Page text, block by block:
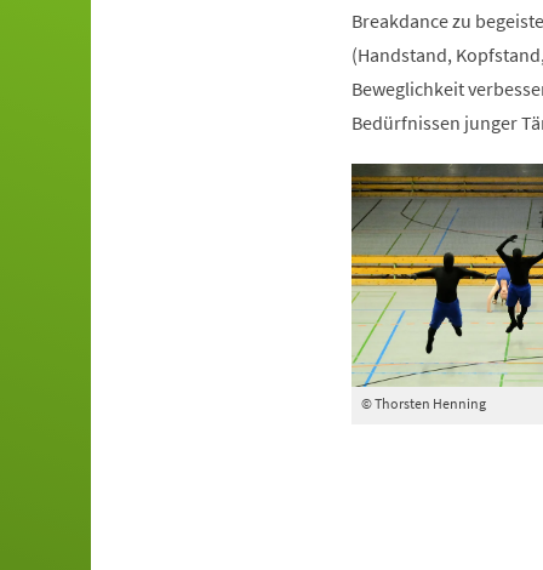
Breakdance zu
(Handstand,
Beweglichkeit
Bedürfnissen junger
© Thorsten Henning